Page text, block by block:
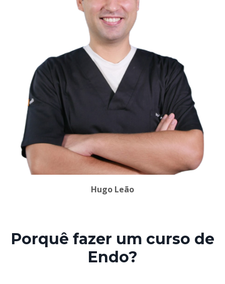
Hugo Leão
Porquê fazer um curso de
Endo?